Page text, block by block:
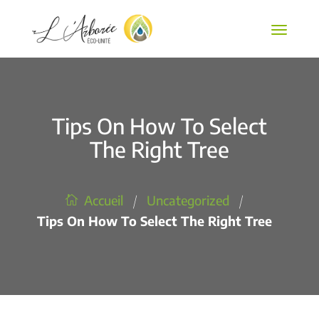
Tips On How To Select
The Right Tree
Accueil / Uncategorized /
Tips On How To Select The Right Tree